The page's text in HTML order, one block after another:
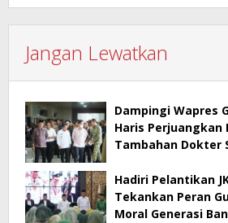
Jangan Lewatkan
Dampingi Wapres
Haris Perjuangkan
Tambahan Dokter
Hadiri Pelantikan
Tekankan Peran
Moral Generasi